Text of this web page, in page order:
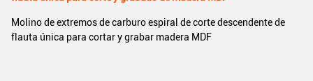
Molino de extremos de carburo espiral de corte descendente de
flauta única para cortar y grabar madera MDF